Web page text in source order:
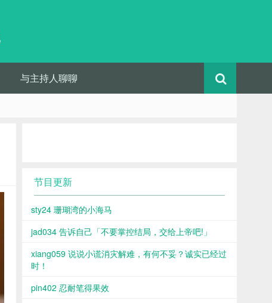
与主持人聊聊
节目更新
sty24 珊瑚湾的小海马
jad034 告诉自己「不要掌控结局，交给上帝吧!」
xiang059 说说小谎消灾解难，有何不妥？诚实已经过
时！
pin402 忍耐笔得果效